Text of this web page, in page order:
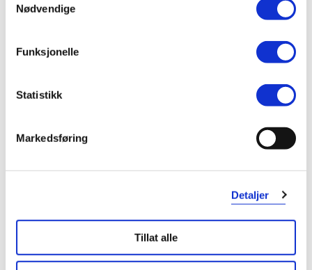
Nødvendige
Funksjonelle
Statistikk
Markedsføring
Detaljer
Tillat alle
Intensive Foot Cream
128,-
Hydrating Micellar Cleansing Gel,